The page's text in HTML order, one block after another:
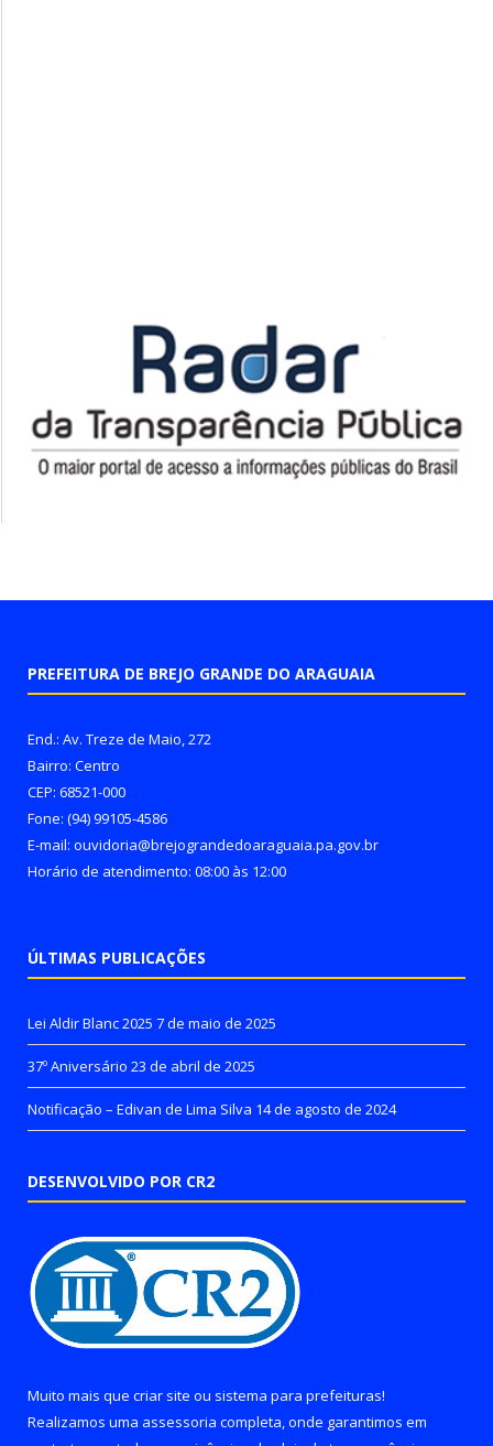
PREFEITURA DE BREJO GRANDE DO ARAGUAIA
End.: Av. Treze de Maio, 272
Bairro: Centro
CEP: 68521-000
Fone: (94) 99105-4586
E-mail: ouvidoria@brejograndedoaraguaia.pa.gov.br
Horário de atendimento: 08:00 às 12:00
ÚLTIMAS PUBLICAÇÕES
Lei Aldir Blanc 2025 7 de maio de 2025
37º Aniversário 23 de abril de 2025
Notificação – Edivan de Lima Silva 14 de agosto de 2024
DESENVOLVIDO POR CR2
Muito mais que criar site ou sistema para prefeituras!
Realizamos uma assessoria completa, onde garantimos em